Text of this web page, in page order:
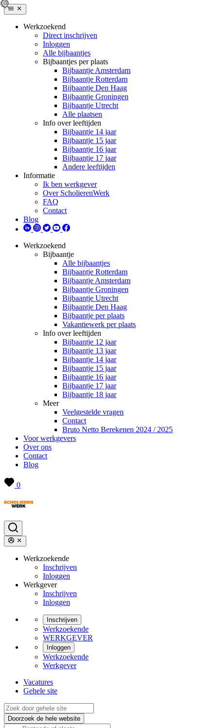
Werkzoekend
Direct inschrijven
Inloggen
Alle bijbaantjes
Bijbaantjes per plaats
Bijbaantje Amsterdam
Bijbaantje Rotterdam
Bijbaantje Den Haag
Bijbaantje Groningen
Bijbaantje Utrecht
Alle plaatsen
Info over leeftijden
Bijbaantje 14 jaar
Bijbaantje 15 jaar
Bijbaantje 16 jaar
Bijbaantje 17 jaar
Andere leeftijden
Informatie
Ik ben werkgever
Over ScholierenWerk
FAQ
Contact
Blog
Werkzoekend
Bijbaantje
Alle bijbaantjes
Bijbaantje Rotterdam
Bijbaantje Amsterdam
Bijbaantje Groningen
Bijbaantje Utrecht
Bijbaantje Den Haag
Bijbaantje per plaats
Vakantiewerk per plaats
Info over leeftijden
Bijbaantje 12 jaar
Bijbaantje 13 jaar
Bijbaantje 14 jaar
Bijbaantje 15 jaar
Bijbaantje 16 jaar
Bijbaantje 17 jaar
Bijbaantje 18 jaar
Meer
Veelgestelde vragen
Contact
Bruto Netto Berekenen 2024 / 2025
Voor werkgevers
Over ons
Contact
Blog
0
Werkzoekende
Inschrijven
Inloggen
Werkgever
Inschrijven
Inloggen
Inschrijven
Werkzoekende
WERKGEVER
Inloggen
Werkzoekende
Werkgever
Vacatures
Gehele site